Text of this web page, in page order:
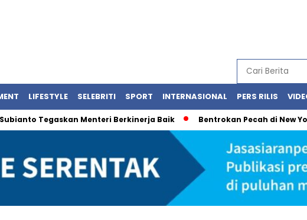
LIFESTYLE SELEBRITI SPORT INTERNASIONAL PERS RILIS
Tegaskan Menteri Berkinerja Baik Bentrokan Pecah di New York